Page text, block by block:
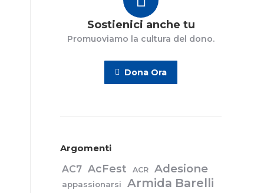
Sostienici anche tu
Promuoviamo la cultura del dono.
Dona Ora
Argomenti
AC7 AcFest ACR Adesione
appassionarsi Armida Barelli